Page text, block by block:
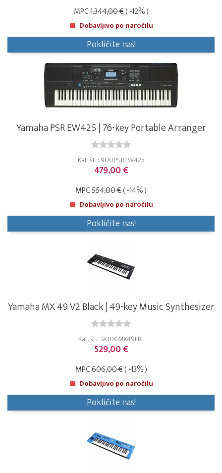
MPC1.344,00 €( -12% )
Dobavljivo po naročilu
Pokličite nas!
Yamaha PSR EW425 | 76-key Portable Arranger
Kat. št. : 900PSREW425
479,00 €
MPC554,00 €( -14% )
Dobavljivo po naročilu
Pokličite nas!
Yamaha MX 49 V2 Black | 49-key Music Synthesizer
Kat. št. : 900CMX49IIBL
529,00 €
MPC606,00 €( -13% )
Dobavljivo po naročilu
Pokličite nas!